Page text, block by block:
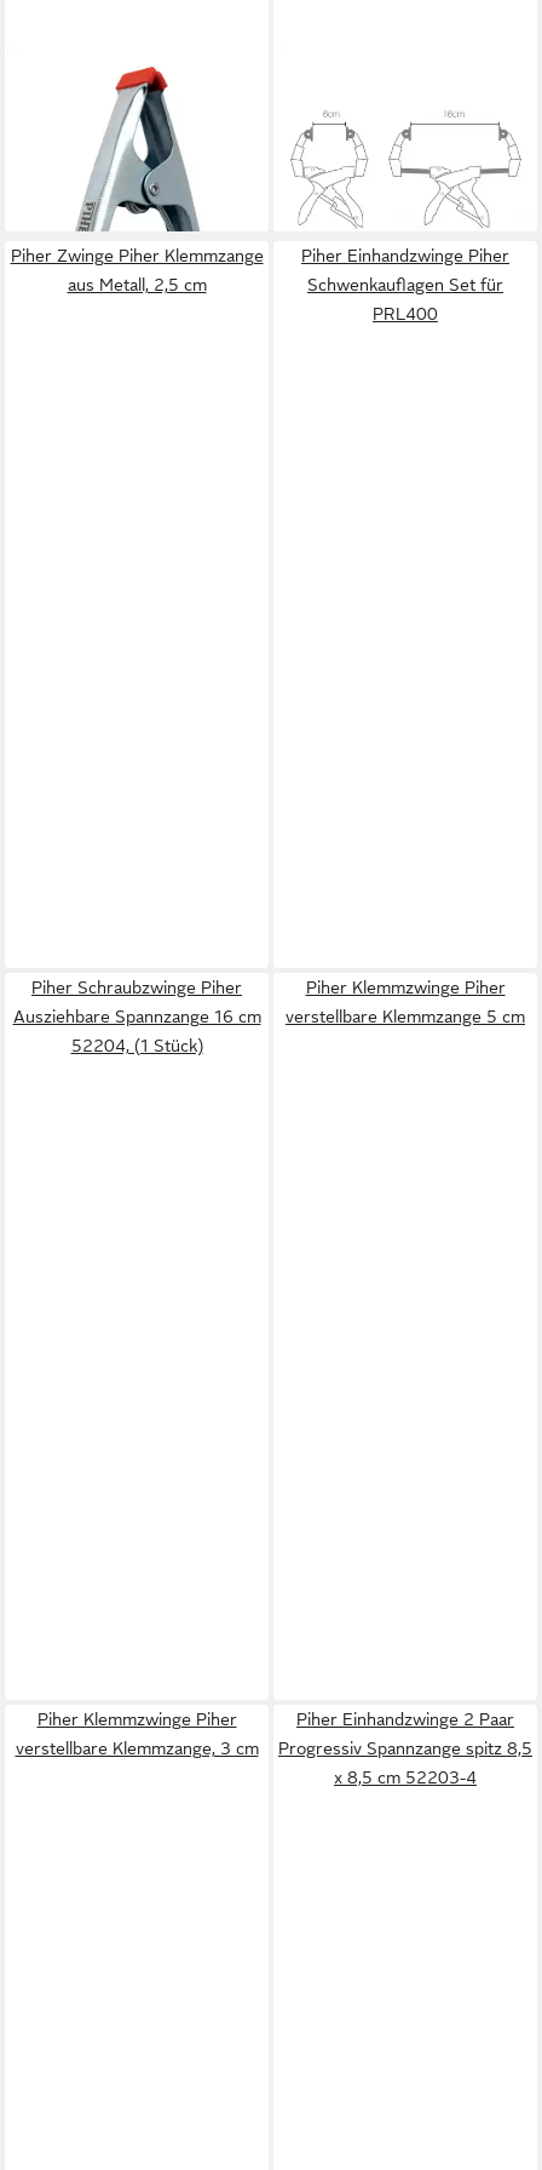
Zwinge Piher Klemmzange
aus Metall, 5 cm
lieferbar - in 3-4 Werktagen bei dir
Ausziehbare Spannzange 16
cm 52204, (Set)
37,90 €
lieferbar - in 2-3 Werktagen bei dir
Piher Zwinge Piher Klemmzange
aus Metall, 2,5 cm
Piher Einhandzwinge Piher
Schwenkauflagen Set für
PRL400
Piher Schraubzwinge Piher
Ausziehbare Spannzange 16 cm
52204, (1 Stück)
Piher Klemmzwinge Piher
verstellbare Klemmzange 5 cm
Piher Klemmzwinge Piher
verstellbare Klemmzange, 3 cm
Piher Einhandzwinge 2 Paar
Progressiv Spannzange spitz 8,5
x 8,5 cm 52203-4